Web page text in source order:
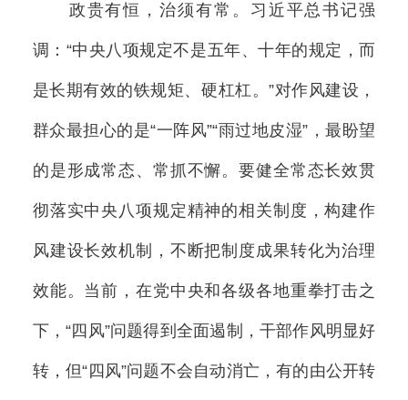
政贵有恒，治须有常。习近平总书记强
调：“中央八项规定不是五年、十年的规定，而
是长期有效的铁规矩、硬杠杠。”对作风建设，
群众最担心的是“一阵风”“雨过地皮湿”，最盼望
的是形成常态、常抓不懈。要健全常态长效贯
彻落实中央八项规定精神的相关制度，构建作
风建设长效机制，不断把制度成果转化为治理
效能。当前，在党中央和各级各地重拳打击之
下，“四风”问题得到全面遏制，干部作风明显好
转，但“四风”问题不会自动消亡，有的由公开转